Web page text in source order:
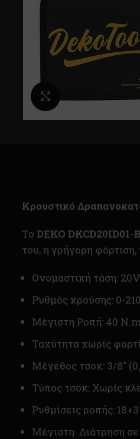
Κρουστικό
To DEKO DKCD20ID01-
του, η γρήγορη
Ονομαστική τάση: 20V
Ρυθμός κρούσης: 0-
Μέγιστη Ροπή: 40 N.m
Ταχύτητα χωρίς
Μέγεθος τσοκ: 3/8″
Τύπος τσοκ: Χωρίς
Ρυθμίσεις ροπής: 18+3
Μέγιστη Διάτρηση